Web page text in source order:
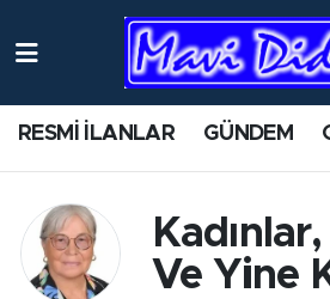
RESMİ İLANLAR GÜNDEM
Ve Yine
ANTİK YERLER
AYDIN
BİLİM VE TEKNOLOJİ
Nöbetçi Eczaneler
Namaz Vakitleri
Trafik Durumu